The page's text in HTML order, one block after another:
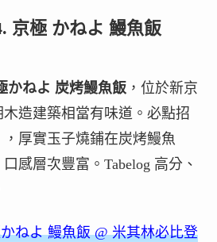
京極 かねよ 鰻魚飯
かねよ 炭烤鰻魚飯，位於新京
造建築相當有味道。必點招
厚實玉子燒鋪在炭烤鰻魚
感層次豐富。Tabelog 高分、
ねよ 鰻魚飯 @ 米其林必比登